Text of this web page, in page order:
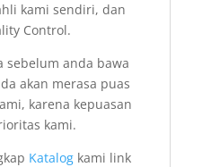
kami sendiri, dan
Control.
sebelum anda bawa
akan merasa puas
karena kepuasan
kami.
Katalogkami link